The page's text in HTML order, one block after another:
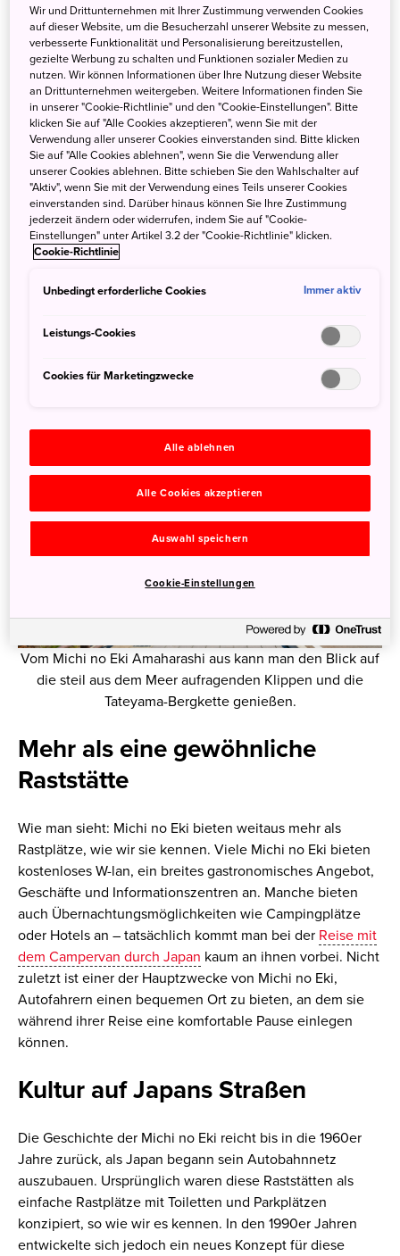
gerade zu eine Institution, die einen eigenen Ausflug wert
ist. Auf Landstraßen erwarten den Japanreisenden
nämlich Michi no Eki (wörtlich übersetzt: „Wegbahnhöfe“)
und auf Autobahnen sogenannte Parking Areas. Sie sind
ein bemerkenswerter Teil der japanischen Autobahn- und
Landstraßeninfrastruktur, wie wir sie in Europa nicht
unbedingt erwarten. Autobahnraststätten kennen wir ja
alle – aber an wie viele hat man gute Erinnerungen?
Die kostenlosen japanischen Raststätten sind etwas
anders, als man sie vom Road Trip durch Deutschland oder
Europa kennt. Man findet sie im ganzen Land und Michi
auszuruhen und zu erfrischen, sondern auch einen
traditionelle Handwerkskunst. Das Highlight: An einigen
Raststätten gibt es sogar Onsen, die zum Entspannen
einladen!
Vom Michi no Eki Amaharashi aus kann man den Blick auf
die steil aus dem Meer aufragenden Klippen und die
Tateyama-Bergkette genießen.
Mehr als eine gewöhnliche
Raststätte
Wie man sieht: Michi no Eki bieten weitaus mehr als
Rastplätze, wie wir sie kennen. Viele Michi no Eki bieten
kostenloses W-lan, ein breites gastronomisches Angebot,
Geschäfte und Informationszentren an. Manche bieten
auch Übernachtungsmöglichkeiten wie Campingplätze
oder Hotels an – tatsächlich kommt man bei der Reise mit
dem Campervan durch Japan kaum an ihnen vorbei. Nicht
zuletzt ist einer der Hauptzwecke von Michi no Eki,
Autofahrern einen bequemen Ort zu bieten, an dem sie
während ihrer Reise eine komfortable Pause einlegen
können.
Kultur auf Japans Straßen
Die Geschichte der Michi no Eki reicht bis in die 1960er
Jahre zurück, als Japan begann sein Autobahnnetz
auszubauen. Ursprünglich waren diese Raststätten als
einfache Rastplätze mit Toiletten und Parkplätzen
konzipiert, so wie wir es kennen. In den 1990er Jahren
entwickelte sich jedoch ein neues Konzept für diese
Wir und Drittunternehmen mit Ihrer Zustimmung verwenden Cookies
auf dieser Website, um die Besucherzahl unserer Website zu messen,
verbesserte Funktionalität und Personalisierung bereitzustellen,
gezielte Werbung zu schalten und Funktionen sozialer Medien zu
nutzen. Wir können Informationen über Ihre Nutzung dieser Website
an Drittunternehmen weitergeben. Weitere Informationen finden Sie
in unserer "Cookie-Richtlinie" und den "Cookie-Einstellungen". Bitte
klicken Sie auf "Alle Cookies akzeptieren", wenn Sie mit der
Verwendung aller unserer Cookies einverstanden sind. Bitte klicken
Sie auf "Alle Cookies ablehnen", wenn Sie die Verwendung aller
unserer Cookies ablehnen. Bitte schieben Sie den Wahlschalter auf
"Aktiv", wenn Sie mit der Verwendung eines Teils unserer Cookies
einverstanden sind. Darüber hinaus können Sie Ihre Zustimmung
jederzeit ändern oder widerrufen, indem Sie auf "Cookie-
Einstellungen" unter Artikel 3.2 der "Cookie-Richtlinie" klicken.
Cookie-Richtlinie
Unbedingt erforderliche Cookies Immer aktiv
Leistungs-Cookies
Cookies für Marketingzwecke
Alle ablehnen
Alle Cookies akzeptieren
Auswahl speichern
Cookie-Einstellungen